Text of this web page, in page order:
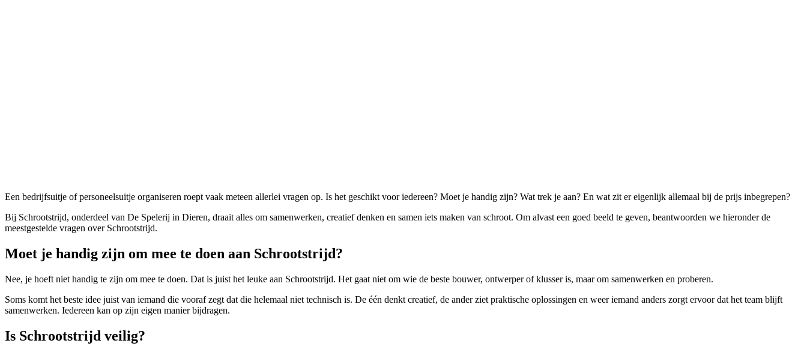
Een bedrijfsuitje of personeelsuitje organiseren roept vaak meteen allerlei vragen op. Is het geschikt voor iedereen? Moet je handig zijn? Wat trek je aan? En wat zit er eigenlijk allemaal bij de prijs inbegrepen?
Bij Schrootstrijd, onderdeel van De Spelerij in Dieren, draait alles om samenwerken, creatief denken en samen iets maken van schroot. Om alvast een goed beeld te geven, beantwoorden we hieronder de
meestgestelde vragen over Schrootstrijd.
Moet je handig zijn om mee te doen aan Schrootstrijd?
Nee, je hoeft niet handig te zijn om mee te doen. Dat is juist het leuke aan Schrootstrijd. Het gaat niet om wie de beste bouwer, ontwerper of klusser is, maar om samenwerken en proberen.
Soms komt het beste idee juist van iemand die vooraf zegt dat die helemaal niet technisch is. De één denkt creatief, de ander ziet praktische oplossingen en weer iemand anders zorgt ervoor dat het team blijft
samenwerken. Iedereen kan op zijn eigen manier bijdragen.
Is Schrootstrijd veilig?